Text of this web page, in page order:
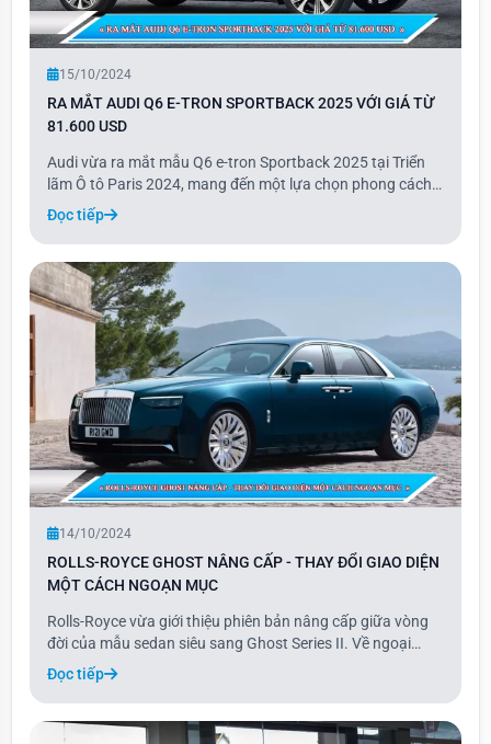
15/10/2024
RA MẮT AUDI Q6 E-TRON SPORTBACK 2025 VỚI GIÁ TỪ
81.600 USD
Audi vừa ra mắt mẫu Q6 e-tron Sportback 2025 tại Triển
lãm Ô tô Paris 2024, mang đến một lựa chọn phong cách
coupe cho dòng crossover chạy điện. Với thiết kế thể thao
và năng động, phiên bản Sportback có phần mui dốc về
sau và thấp hơn 37 mm so với bản Q6
Đọc tiếp
14/10/2024
ROLLS-ROYCE GHOST NÂNG CẤP - THAY ĐỔI GIAO DIỆN
MỘT CÁCH NGOẠN MỤC
Rolls-Royce vừa giới thiệu phiên bản nâng cấp giữa vòng
đời của mẫu sedan siêu sang Ghost Series II. Về ngoại
thất, xe có một số thay đổi nhẹ với thiết kế đầu xe hiện đại
hơn, tương tự phong cách của Phantom và Cullinan.
Đọc tiếp